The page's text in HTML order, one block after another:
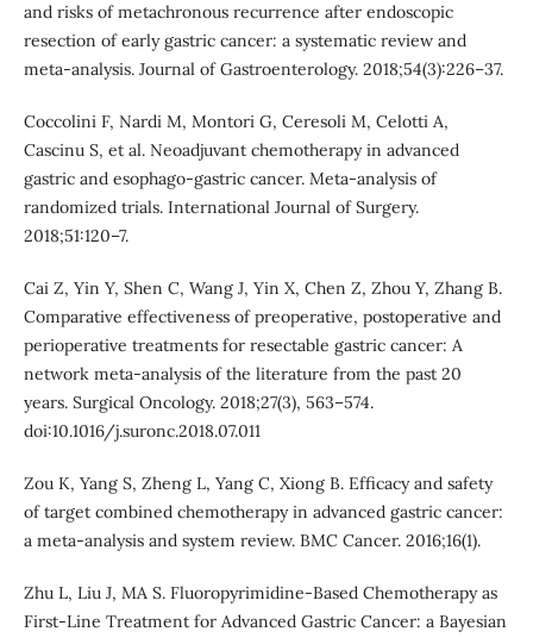
and risks of metachronous recurrence after endoscopic
resection of early gastric cancer: a systematic review and
meta-analysis. Journal of Gastroenterology. 2018;54(3):226–37.
Coccolini F, Nardi M, Montori G, Ceresoli M, Celotti A,
Cascinu S, et al. Neoadjuvant chemotherapy in advanced
gastric and esophago-gastric cancer. Meta-analysis of
randomized trials. International Journal of Surgery.
2018;51:120–7.
Cai Z, Yin Y, Shen C, Wang J, Yin X, Chen Z, Zhou Y, Zhang B.
Comparative effectiveness of preoperative, postoperative and
perioperative treatments for resectable gastric cancer: A
network meta-analysis of the literature from the past 20
years. Surgical Oncology. 2018;27(3), 563–574.
doi:10.1016/j.suronc.2018.07.011
Zou K, Yang S, Zheng L, Yang C, Xiong B. Efficacy and safety
of target combined chemotherapy in advanced gastric cancer:
a meta-analysis and system review. BMC Cancer. 2016;16(1).
Zhu L, Liu J, MA S. Fluoropyrimidine-Based Chemotherapy as
First-Line Treatment for Advanced Gastric Cancer: a Bayesian